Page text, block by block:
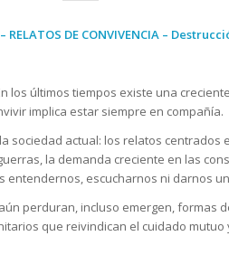
DE CONVIVENCIA –
los últimos tiempos existe una
implica estar siempre en compañía.
sociedad actual: los relatos centrados
la demanda creciente en las
entendernos, escucharnos ni darnos
perduran, incluso emergen, formas
que reivindican el cuidado mutuo